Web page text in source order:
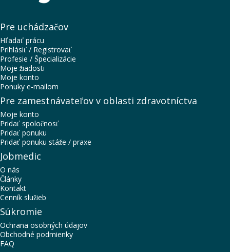
Pre uchádzačov
Hľadať prácu
Prihlásiť / Registrovať
Profesie / Špecializácie
Moje žiadosti
Moje konto
Ponuky e-mailom
Pre zamestnávateľov v oblasti zdravotníctva
Moje konto
Pridať spoločnosť
Pridať ponuku
Pridať ponuku stáže / praxe
Jobmedic
O nás
Články
Kontakt
Cenník služieb
Súkromie
Ochrana osobných údajov
Obchodné podmienky
FAQ